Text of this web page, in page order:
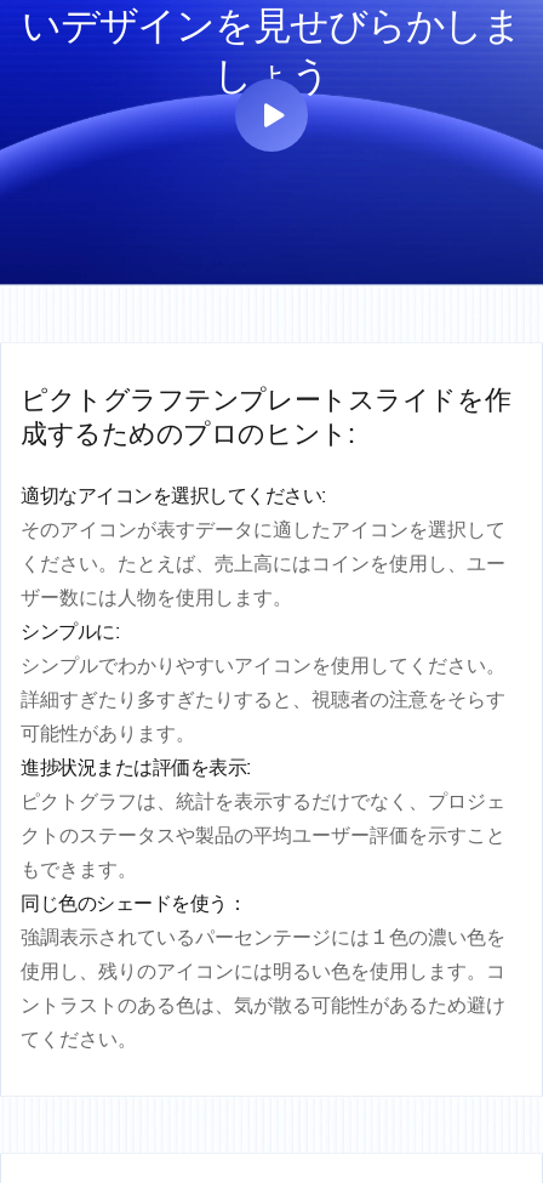
いデザインを見せびらかしま
しょう
ピクトグラフテンプレートスライドを作
成するためのプロのヒント:
適切なアイコンを選択してください:
そのアイコンが表すデータに適したアイコンを選択して
ください。たとえば、売上高にはコインを使用し、ユー
ザー数には人物を使用します。
シンプルに:
シンプルでわかりやすいアイコンを使用してください。
詳細すぎたり多すぎたりすると、視聴者の注意をそらす
可能性があります。
進捗状況または評価を表示:
ピクトグラフは、統計を表示するだけでなく、プロジェ
クトのステータスや製品の平均ユーザー評価を示すこと
もできます。
同じ色のシェードを使う：
強調表示されているパーセンテージには 1 色の濃い色を
使用し、残りのアイコンには明るい色を使用します。コ
ントラストのある色は、気が散る可能性があるため避け
てください。